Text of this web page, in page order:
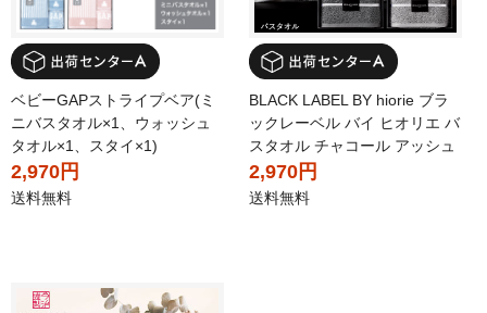
ベビーGAPストライプベア(ミ
ニバスタオル×1、ウォッシュ
タオル×1、スタイ×1)
2,970円
送料無料
BLACK LABEL BY hiorie ブラ
ックレーベル バイ ヒオリエ バ
スタオル チャコール アッシュ
2,970円
送料無料